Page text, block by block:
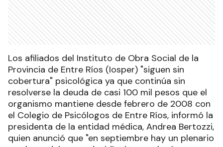
Los afiliados del Instituto de Obra Social de la
Provincia de Entre Ríos (Iosper) "siguen sin
cobertura" psicológica ya que continúa sin
resolverse la deuda de casi 100 mil pesos que el
organismo mantiene desde febrero de 2008 con
el Colegio de Psicólogos de Entre Ríos, informó la
presidenta de la entidad médica, Andrea Bertozzi,
quien anunció que "en septiembre hay un plenario